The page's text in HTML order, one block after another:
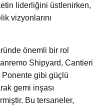
liderliğini üstlenirken,
vizyonlarını
önemli bir rol
Shipyard, Cantieri
gibi güçlü
gemi inşası
Bu tersaneler,